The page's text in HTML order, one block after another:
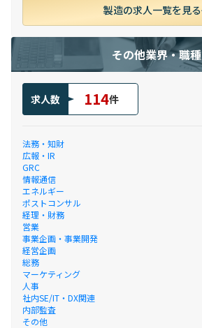
製造の求人一覧を見る
その他業界・職種
求人数 114件
法務・知財
広報・IR
GRC
情報通信
エネルギー
ポストコンサル
経理・財務
営業
事業企画・事業開発
経営企画
総務
マーケティング
人事
社内SE/IT・DX関連
内部監査
その他